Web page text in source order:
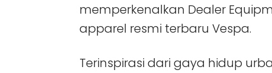
memperkenalkan Dealer
apparel resmi terbaru Vespa.
Terinspirasi dari gaya hidup